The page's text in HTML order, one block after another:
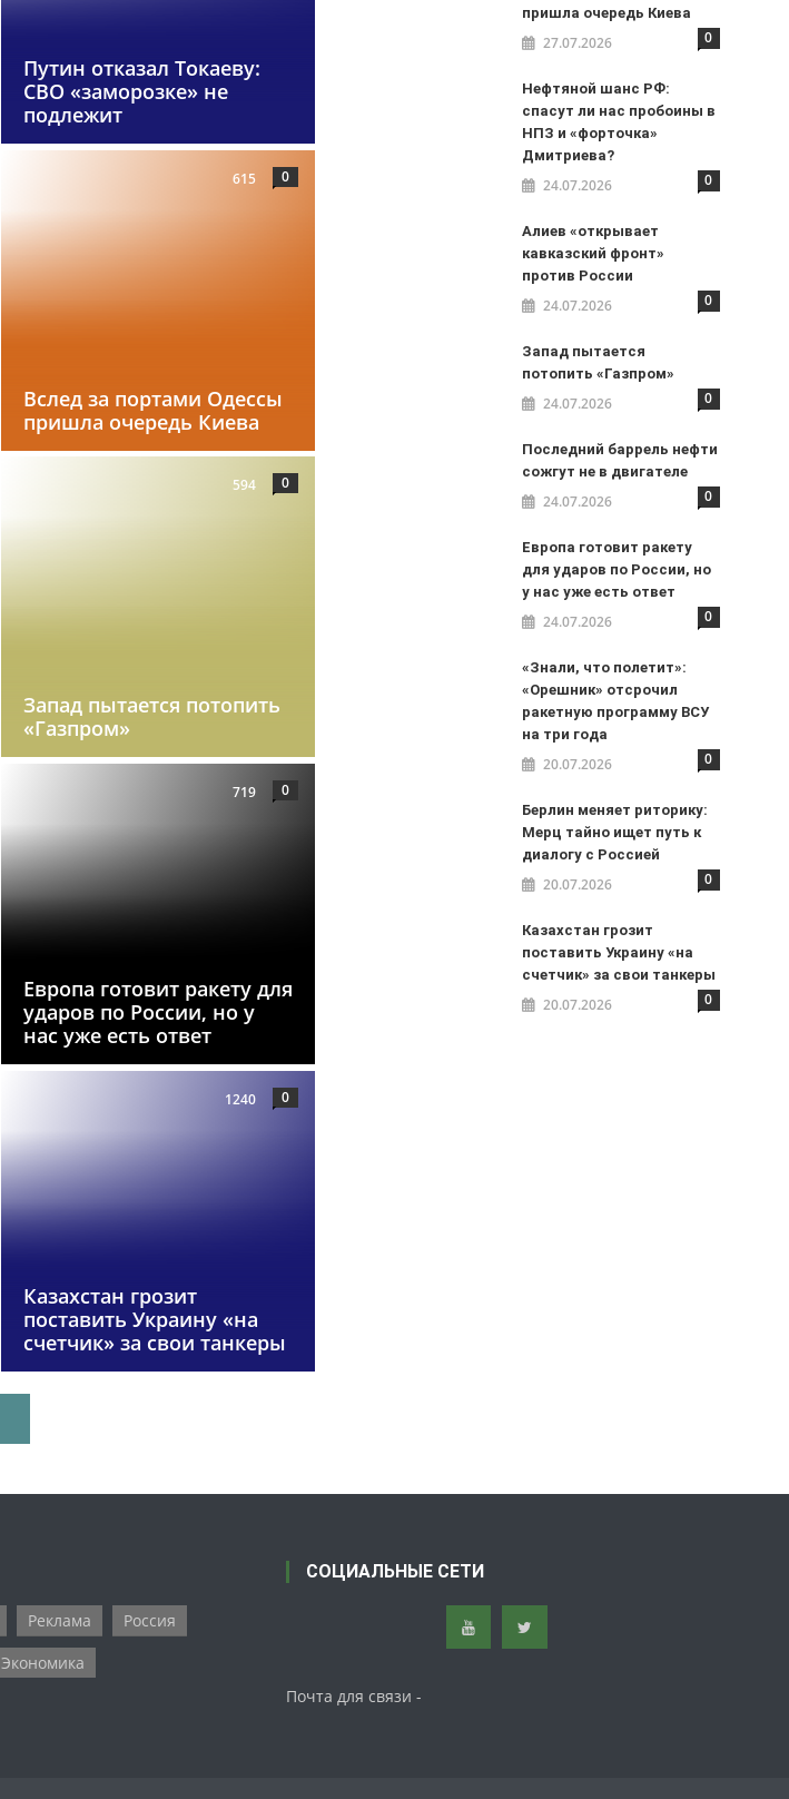
Путин отказал Токаеву:
СВО «заморозке» не
подлежит
Вслед за портами Одессы
пришла очередь Киева
615 0
Запад пытается потопить
«Газпром»
594 0
Европа готовит ракету для
ударов по России, но у
нас уже есть ответ
719 0
Казахстан грозит
поставить Украину «на
счетчик» за свои танкеры
1240 0
пришла очередь Киева
27.07.2026 0
Нефтяной шанс РФ:
спасут ли нас пробоины в
НПЗ и «форточка»
Дмитриева?
24.07.2026 0
Алиев «открывает
кавказский фронт»
против России
24.07.2026 0
Запад пытается
потопить «Газпром»
24.07.2026 0
Последний баррель нефти
сожгут не в двигателе
24.07.2026 0
Европа готовит ракету
для ударов по России, но
у нас уже есть ответ
24.07.2026 0
«Знали, что полетит»:
«Орешник» отсрочил
ракетную программу ВСУ
на три года
20.07.2026 0
Берлин меняет риторику:
Мерц тайно ищет путь к
диалогу с Россией
20.07.2026 0
Казахстан грозит
поставить Украину «на
счетчик» за свои танкеры
20.07.2026 0
Реклама
Россия
Экономика
СОЦИАЛЬНЫЕ СЕТИ
Почта для связи -